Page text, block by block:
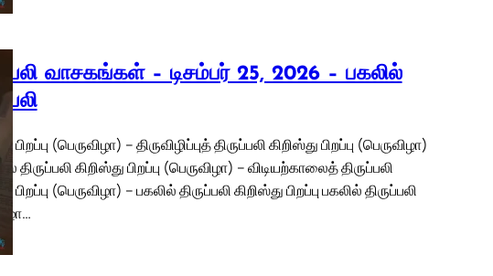
வாசகங்கள் – டிசம்பர் 25, 2026 – பகலில்
பிறப்பு (பெருவிழா) – திருவிழிப்புத் திருப்பலி கிறிஸ்து பிறப்பு (பெருவிழா)
திருப்பலி கிறிஸ்து பிறப்பு (பெருவிழா) – விடியற்காலைத் திருப்பலி
பிறப்பு (பெருவிழா) – பகலில் திருப்பலி கிறிஸ்து பிறப்பு பகலில் திருப்பலி